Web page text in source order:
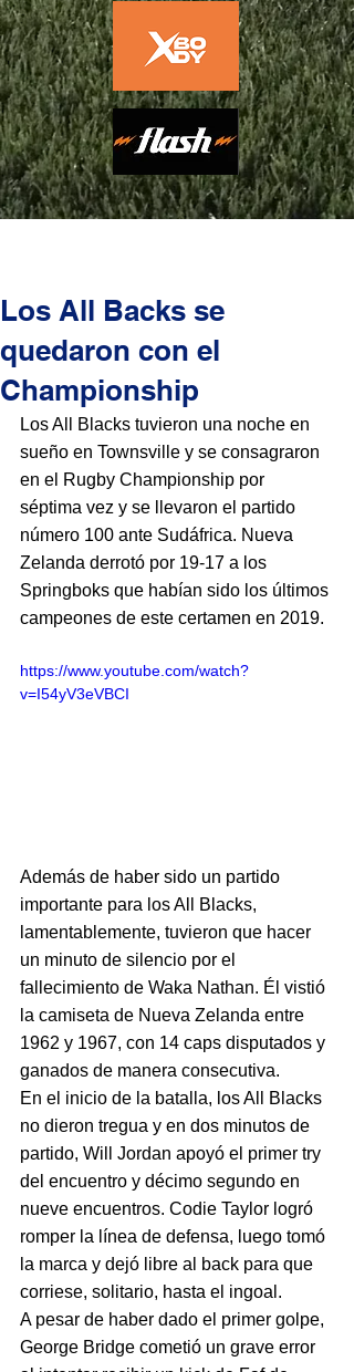
Los All Backs se
quedaron con el
Championship
Los All Blacks tuvieron una noche en
sueño en Townsville y se consagraron
en el Rugby Championship por
séptima vez y se llevaron el partido
número 100 ante Sudáfrica. Nueva
Zelanda derrotó por 19-17 a los
Springboks que habían sido los últimos
campeones de este certamen en 2019.
https://www.youtube.com/watch?
v=I54yV3eVBCI
Además de haber sido un partido
importante para los All Blacks,
lamentablemente, tuvieron que hacer
un minuto de silencio por el
fallecimiento de Waka Nathan. Él vistió
la camiseta de Nueva Zelanda entre
1962 y 1967, con 14 caps disputados y
ganados de manera consecutiva.
En el inicio de la batalla, los All Blacks
no dieron tregua y en dos minutos de
partido, Will Jordan apoyó el primer try
del encuentro y décimo segundo en
nueve encuentros. Codie Taylor logró
romper la línea de defensa, luego tomó
la marca y dejó libre al back para que
corriese, solitario, hasta el ingoal.
A pesar de haber dado el primer golpe,
George Bridge cometió un grave error